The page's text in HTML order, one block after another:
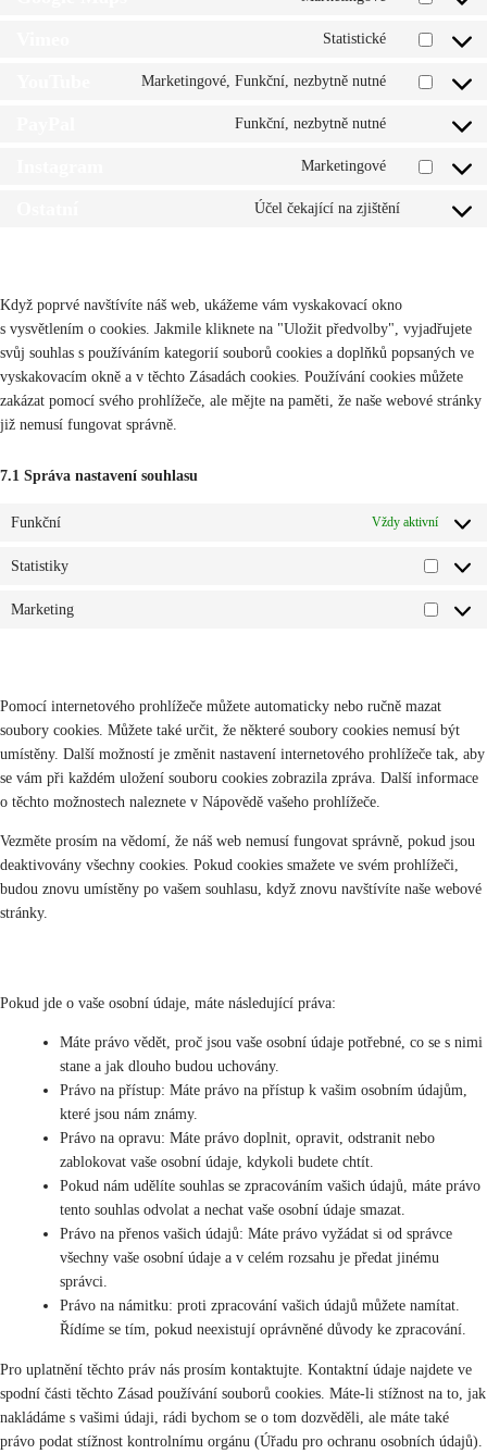
google-
Consent
google-
Statistické
Consent
Marketingové, Funkční, nezbytně nutné
Consent
youtube
Funkční, nezbytně nutné
Marketingové
Consent
Účel čekající na zjištění
Consent
Když poprvé navštívíte náš web, ukážeme vám vyskakovací okno
s vysvětlením o cookies. Jakmile kliknete na "Uložit předvolby", vyjadřujete
svůj souhlas s používáním kategorií souborů cookies a doplňků popsaných ve
vyskakovacím okně a v těchto Zásadách cookies. Používání cookies můžete
zakázat pomocí svého prohlížeče, ale mějte na paměti, že naše webové stránky
již nemusí fungovat správně.
7.1 Správa nastavení souhlasu
Funkční Vždy aktivní
Statistiky
Marketing
Pomocí internetového prohlížeče můžete automaticky nebo ručně mazat
soubory cookies. Můžete také určit, že některé soubory cookies nemusí být
umístěny. Další možností je změnit nastavení internetového prohlížeče tak, aby
se vám při každém uložení souboru cookies zobrazila zpráva. Další informace
o těchto možnostech naleznete v Nápovědě vašeho prohlížeče.
Vezměte prosím na vědomí, že náš web nemusí fungovat správně, pokud jsou
deaktivovány všechny cookies. Pokud cookies smažete ve svém prohlížeči,
budou znovu umístěny po vašem souhlasu, když znovu navštívíte naše webové
stránky.
Pokud jde o vaše osobní údaje, máte následující práva:
Máte právo vědět, proč jsou vaše osobní údaje potřebné, co se s nimi
stane a jak dlouho budou uchovány.
Právo na přístup: Máte právo na přístup k vašim osobním údajům,
které jsou nám známy.
Právo na opravu: Máte právo doplnit, opravit, odstranit nebo
zablokovat vaše osobní údaje, kdykoli budete chtít.
Pokud nám udělíte souhlas se zpracováním vašich údajů, máte právo
tento souhlas odvolat a nechat vaše osobní údaje smazat.
Právo na přenos vašich údajů: Máte právo vyžádat si od správce
všechny vaše osobní údaje a v celém rozsahu je předat jinému
správci.
Právo na námitku: proti zpracování vašich údajů můžete namítat.
Řídíme se tím, pokud neexistují oprávněné důvody ke zpracování.
Pro uplatnění těchto práv nás prosím kontaktujte. Kontaktní údaje najdete ve
spodní části těchto Zásad používání souborů cookies. Máte-li stížnost na to, jak
nakládáme s vašimi údaji, rádi bychom se o tom dozvěděli, ale máte také
právo podat stížnost kontrolnímu orgánu (Úřadu pro ochranu osobních údajů).